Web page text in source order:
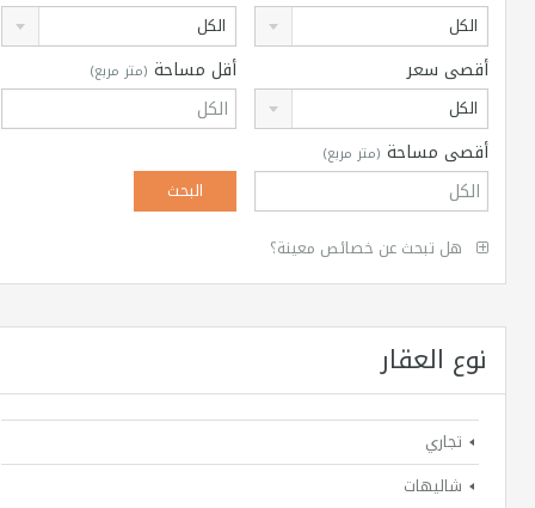
الكل الكل
أقصى سعر
الكل
أقل مساحة(متر مربع)
أقصى مساحة(متر مربع)
هل تبحث عن خصائص معينة؟
نوع العقار
تجاري
شاليهات